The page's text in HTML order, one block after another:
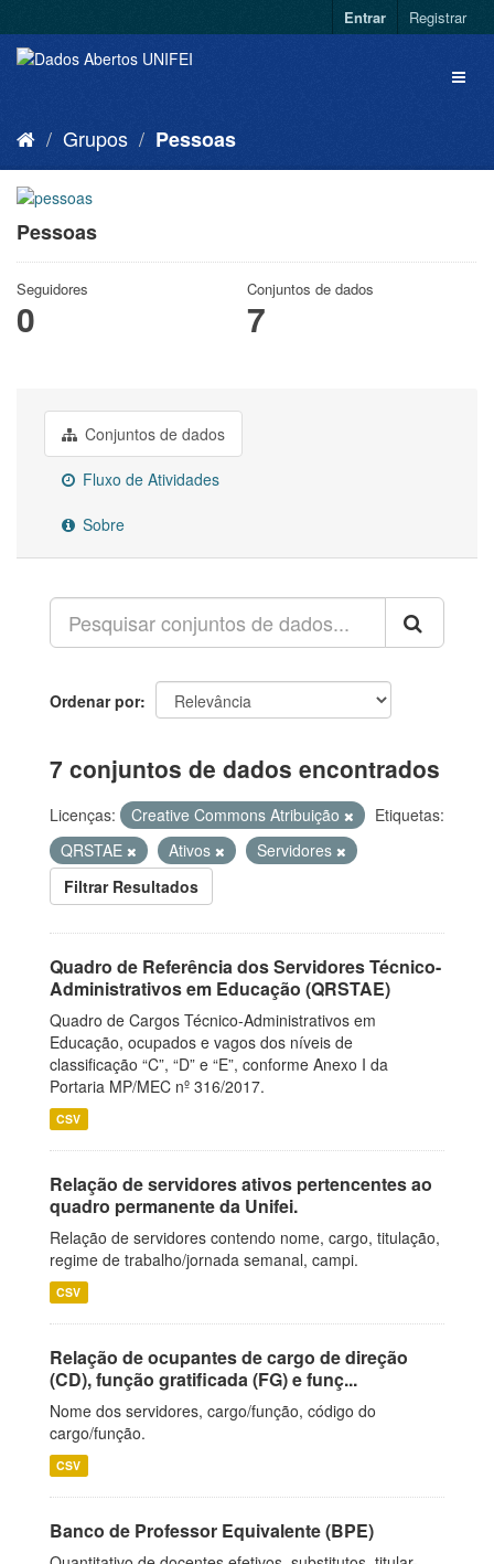
Entrar Registrar
Grupos Pessoas
Pessoas
Seguidores
0
Conjuntos de dados
7
Conjuntos de dados
Fluxo de Atividades
Sobre
Ordenar por
7 conjuntos de dados encontrados
Licenças: Creative Commons Atribuição
Etiquetas:
QRSTAE
Ativos
Servidores
Filtrar Resultados
Quadro de Referência dos Servidores Técnico-
Administrativos em Educação (QRSTAE)
Quadro de Cargos Técnico-Administrativos em
Educação, ocupados e vagos dos níveis de
classificação “C”, “D” e “E”, conforme Anexo I da
Portaria MP/MEC nº 316/2017.
CSV
Relação de servidores ativos pertencentes ao
quadro permanente da Unifei.
Relação de servidores contendo nome, cargo, titulação,
regime de trabalho/jornada semanal, campi.
CSV
Relação de ocupantes de cargo de direção
(CD), função gratificada (FG) e funç...
Nome dos servidores, cargo/função, código do
cargo/função.
CSV
Banco de Professor Equivalente (BPE)